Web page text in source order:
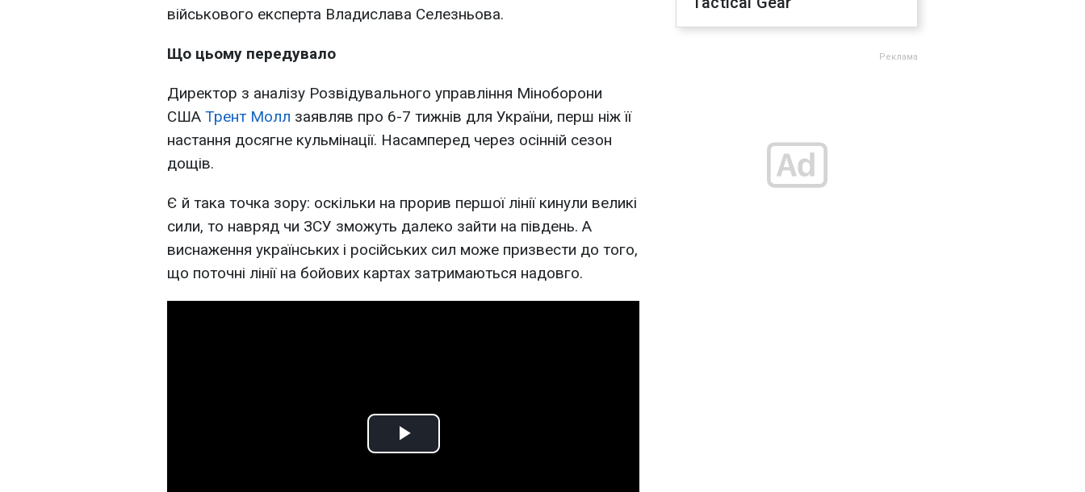
військового експерта Владислава Селезньова.
Що цьому передувало
Директор з аналізу Розвідувального управління Міноборони
США Трент Молл заявляв про 6-7 тижнів для України, перш ніж її
настання досягне кульмінації. Насамперед через осінній сезон
дощів.
Є й така точка зору: оскільки на прорив першої лінії кинули великі
сили, то навряд чи ЗСУ зможуть далеко зайти на південь. А
виснаження українських і російських сил може призвести до того,
що поточні лінії на бойових картах затримаються надовго.
Play